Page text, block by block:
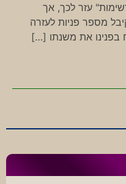
עזר לכך, אך
מספר פניות לעזרה
בפנינו את משנתו […]